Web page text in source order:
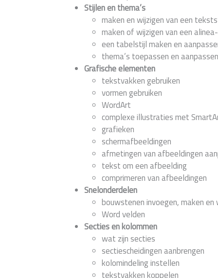
Stijlen en thema’s
maken en wijzigen van een
maken of wijzigen van een
een tabelstijl maken en
thema’s toepassen en aanpassen
Grafische elementen
tekstvakken gebruiken
vormen gebruiken
WordArt
complexe illustraties met
grafieken
schermafbeeldingen
afmetingen van afbeeldingen
tekst om een afbeelding
comprimeren van afbeeldingen
Snelonderdelen
bouwstenen invoegen, maken en
Word velden
Secties en kolommen
wat zijn secties
sectiescheidingen aanbrengen
kolomindeling instellen
tekstvakken koppelen